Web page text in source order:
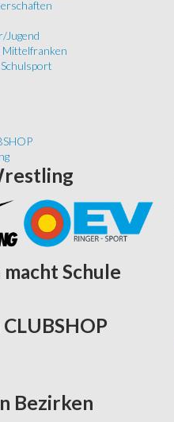
Jugend
Mittelfranken
macht Schule
CLUBSHOP
Bezirken